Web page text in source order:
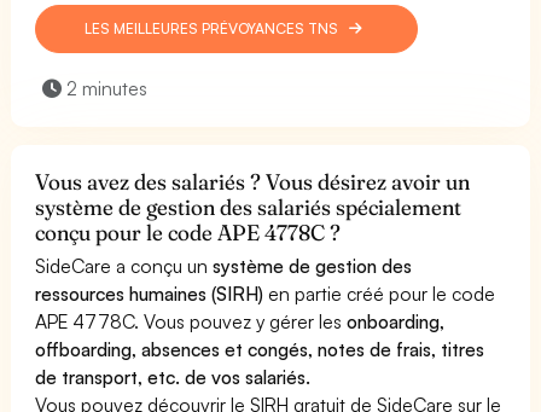
LES MEILLEURES PRÉVOYANCES TNS
2 minutes
Vous avez des salariés ? Vous désirez avoir un
système de gestion des salariés spécialement
conçu pour le code APE 4778C ?
SideCare a conçu unsystème de gestion des
ressources humaines (SIRH) en partie créé pour le code
APE 4778C. Vous pouvez y gérer lesonboarding,
offboarding, absences et congés, notes de frais, titres
de transport, etc. de vos salariés.
Vous pouvez découvrir le SIRH gratuit de SideCare sur le